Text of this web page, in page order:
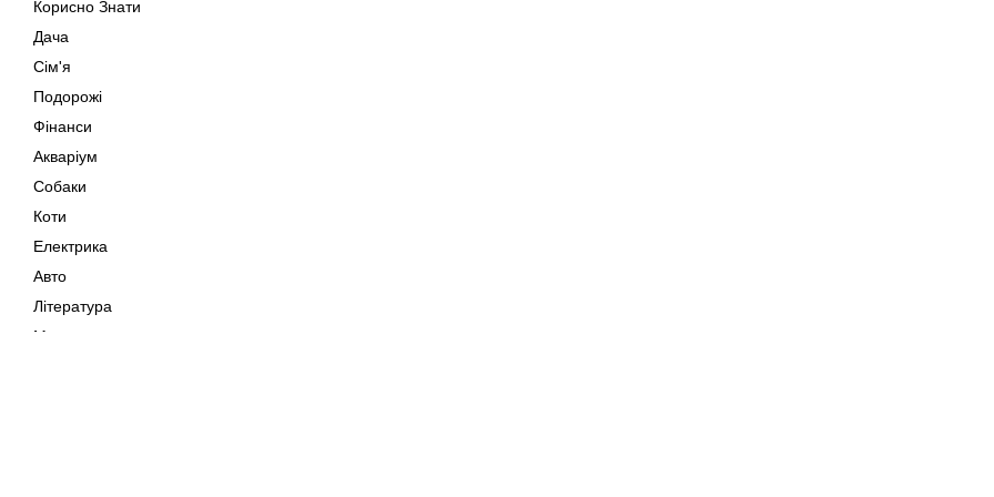
Корисно Знати
Дача
Сім'я
Подорожі
Фінанси
Акваріум
Собаки
Коти
Електрика
Авто
Література
Музика